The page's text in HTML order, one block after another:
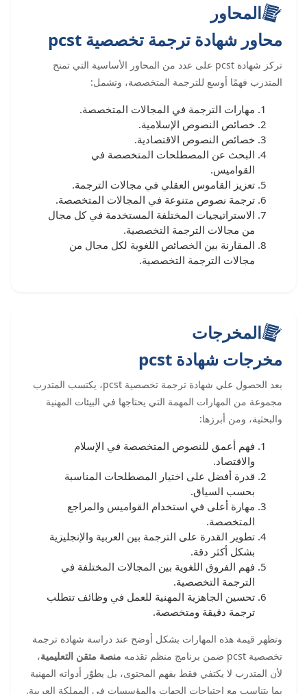
المحاور
محاور شهادة ترجمة تخصصية pcst
تركز شهادة pcst على عدد من المحاور الأساسية التي تمنح
المتدرب فهمًا أوسع للترجمة المتخصصة، وتشمل:
مهارات الترجمة في المجالات المتخصصة.
خصائص النصوص الإسلامية.
خصائص النصوص الاقتصادية.
البحث عن المصطلحات المتخصصة في
القواميس.
تعزيز القاموس العقلي في مجالات الترجمة.
ترجمة نصوص متنوعة في المجالات المتخصصة.
الاستراتيجيات المختلفة المستخدمة في كل مجال
من مجالات الترجمة التخصصية.
المقارنة بين الخصائص اللغوية لكل مجال من
مجالات الترجمة التخصصية.
المخرجات
مخرجات شهادة pcst
بعد الحصول علي شهادة ترجمة تخصصية pcst، يكتسب المتدرب
مجموعة من المهارات المهمة التي يحتاجها في البيئات المهنية
والبحثية، ومن أبرزها:
فهم أعمق للنصوص المتخصصة في الإسلام
والاقتصاد.
قدرة أفضل على اختيار المصطلحات المناسبة
بحسب السياق.
مهارة أعلى في استخدام القواميس والمراجع
المتخصصة.
تطوير القدرة على الترجمة بين العربية والإنجليزية
بشكل أكثر دقة.
فهم الفروق اللغوية بين المجالات المختلفة في
الترجمة التخصصية.
تحسين الجاهزية المهنية للعمل في وظائف تتطلب
ترجمة دقيقة ومتخصصة.
وتظهر قيمة هذه المهارات بشكل أوضح عند دراسة شهادة ترجمة
تخصصية pcst ضمن برنامج منظم تقدمه
منصة متقن التعليمية،
لأن المتدرب لا يكتفي فقط بفهم المحتوى، بل يطوّر أدواته المهنية
بما يتناسب مع احتياجات الجهات والمؤسسات في المملكة العربية.